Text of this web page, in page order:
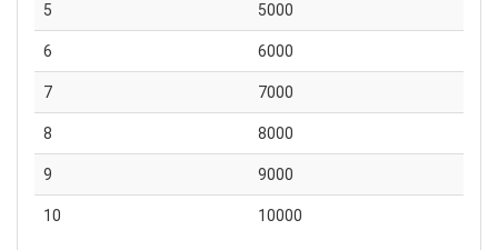
5 5000
6 6000
7 7000
8 8000
9 9000
10 10000